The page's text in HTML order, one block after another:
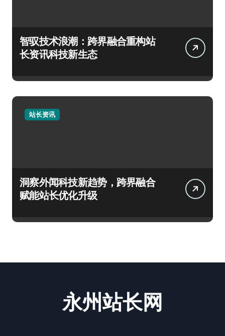
智驭技术浪潮：跨界融合重构站
长资讯科技新生态
站长资讯
洞察外闻科技新趋势，跨界融合
赋能站长优化升级
永州站长网